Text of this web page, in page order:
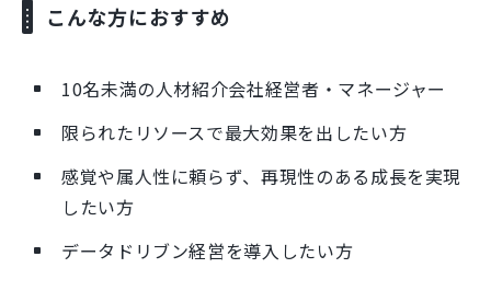
こんな方におすすめ
10名未満の人材紹介会社経営者・マネージャー
限られたリソースで最大効果を出したい方
感覚や属人性に頼らず、再現性のある成長を実現
したい方
データドリブン経営を導入したい方